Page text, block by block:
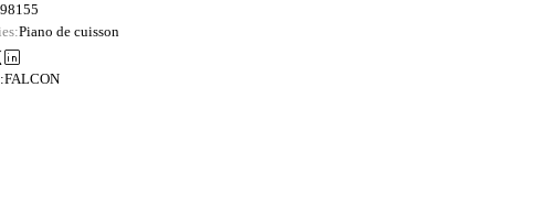
Piano de cuisson
FALCON